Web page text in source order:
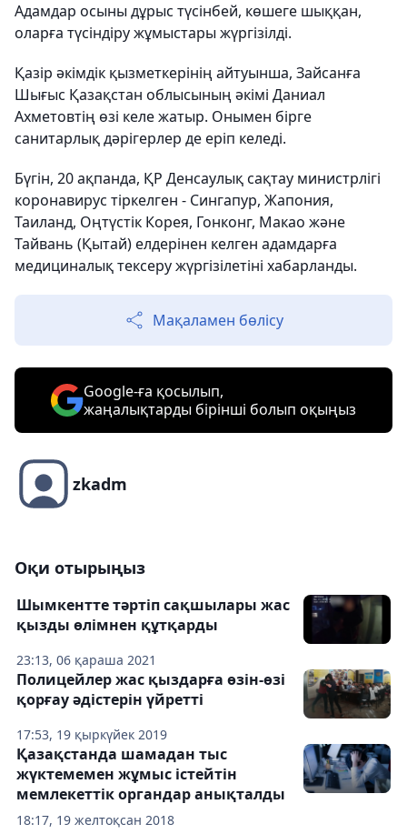
Адамдар осыны дұрыс түсінбей, көшеге шыққан,
оларға түсіндіру жұмыстары жүргізілді.
Қазір әкімдік қызметкерінің айтуынша, Зайсанға
Шығыс Қазақстан облысының әкімі Даниал
Ахметовтің өзі келе жатыр. Онымен бірге
санитарлық дәрігерлер де еріп келеді.
Бүгін, 20 ақпанда, ҚР Денсаулық сақтау министрлігі
коронавирус тіркелген - Сингапур, Жапония,
Таиланд, Оңтүстік Корея, Гонконг, Макао және
Тайвань (Қытай) елдерінен келген адамдарға
медициналық тексеру жүргізілетіні хабарланды.
Мақаламен бөлісу
Google-ға қосылып,
жаңалықтарды бірінші болып оқыңыз
zkadm
Оқи отырыңыз
23:13, 06 қараша 2021
Шымкентте тәртіп сақшылары жас
қызды өлімнен құтқарды
17:53, 19 қыркүйек 2019
Полицейлер жас қыздарға өзін-өзі
қорғау әдістерін үйретті
18:17, 19 желтоқсан 2018
Қазақстанда шамадан тыс
жүктемемен жұмыс істейтін
мемлекеттік органдар анықталды